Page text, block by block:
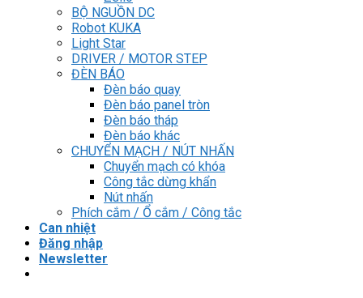
BỘ NGUỒN DC
Robot KUKA
Light Star
DRIVER / MOTOR STEP
ĐÈN BÁO
Đèn báo quay
Đèn báo panel tròn
Đèn báo tháp
Đèn báo khác
CHUYỂN MẠCH / NÚT NHẤN
Chuyển mạch có khóa
Công tắc dừng khẩn
Nút nhấn
Phích cắm / Ổ cắm / Công tắc
Can nhiệt
Đăng nhập
Newsletter